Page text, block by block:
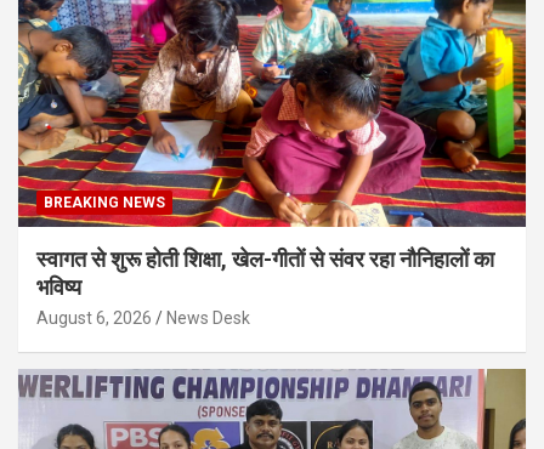
BREAKING NEWS
स्वागत से शुरू होती शिक्षा, खेल-गीतों से संवर रहा नौनिहालों का
भविष्य
August 6, 2026 News Desk